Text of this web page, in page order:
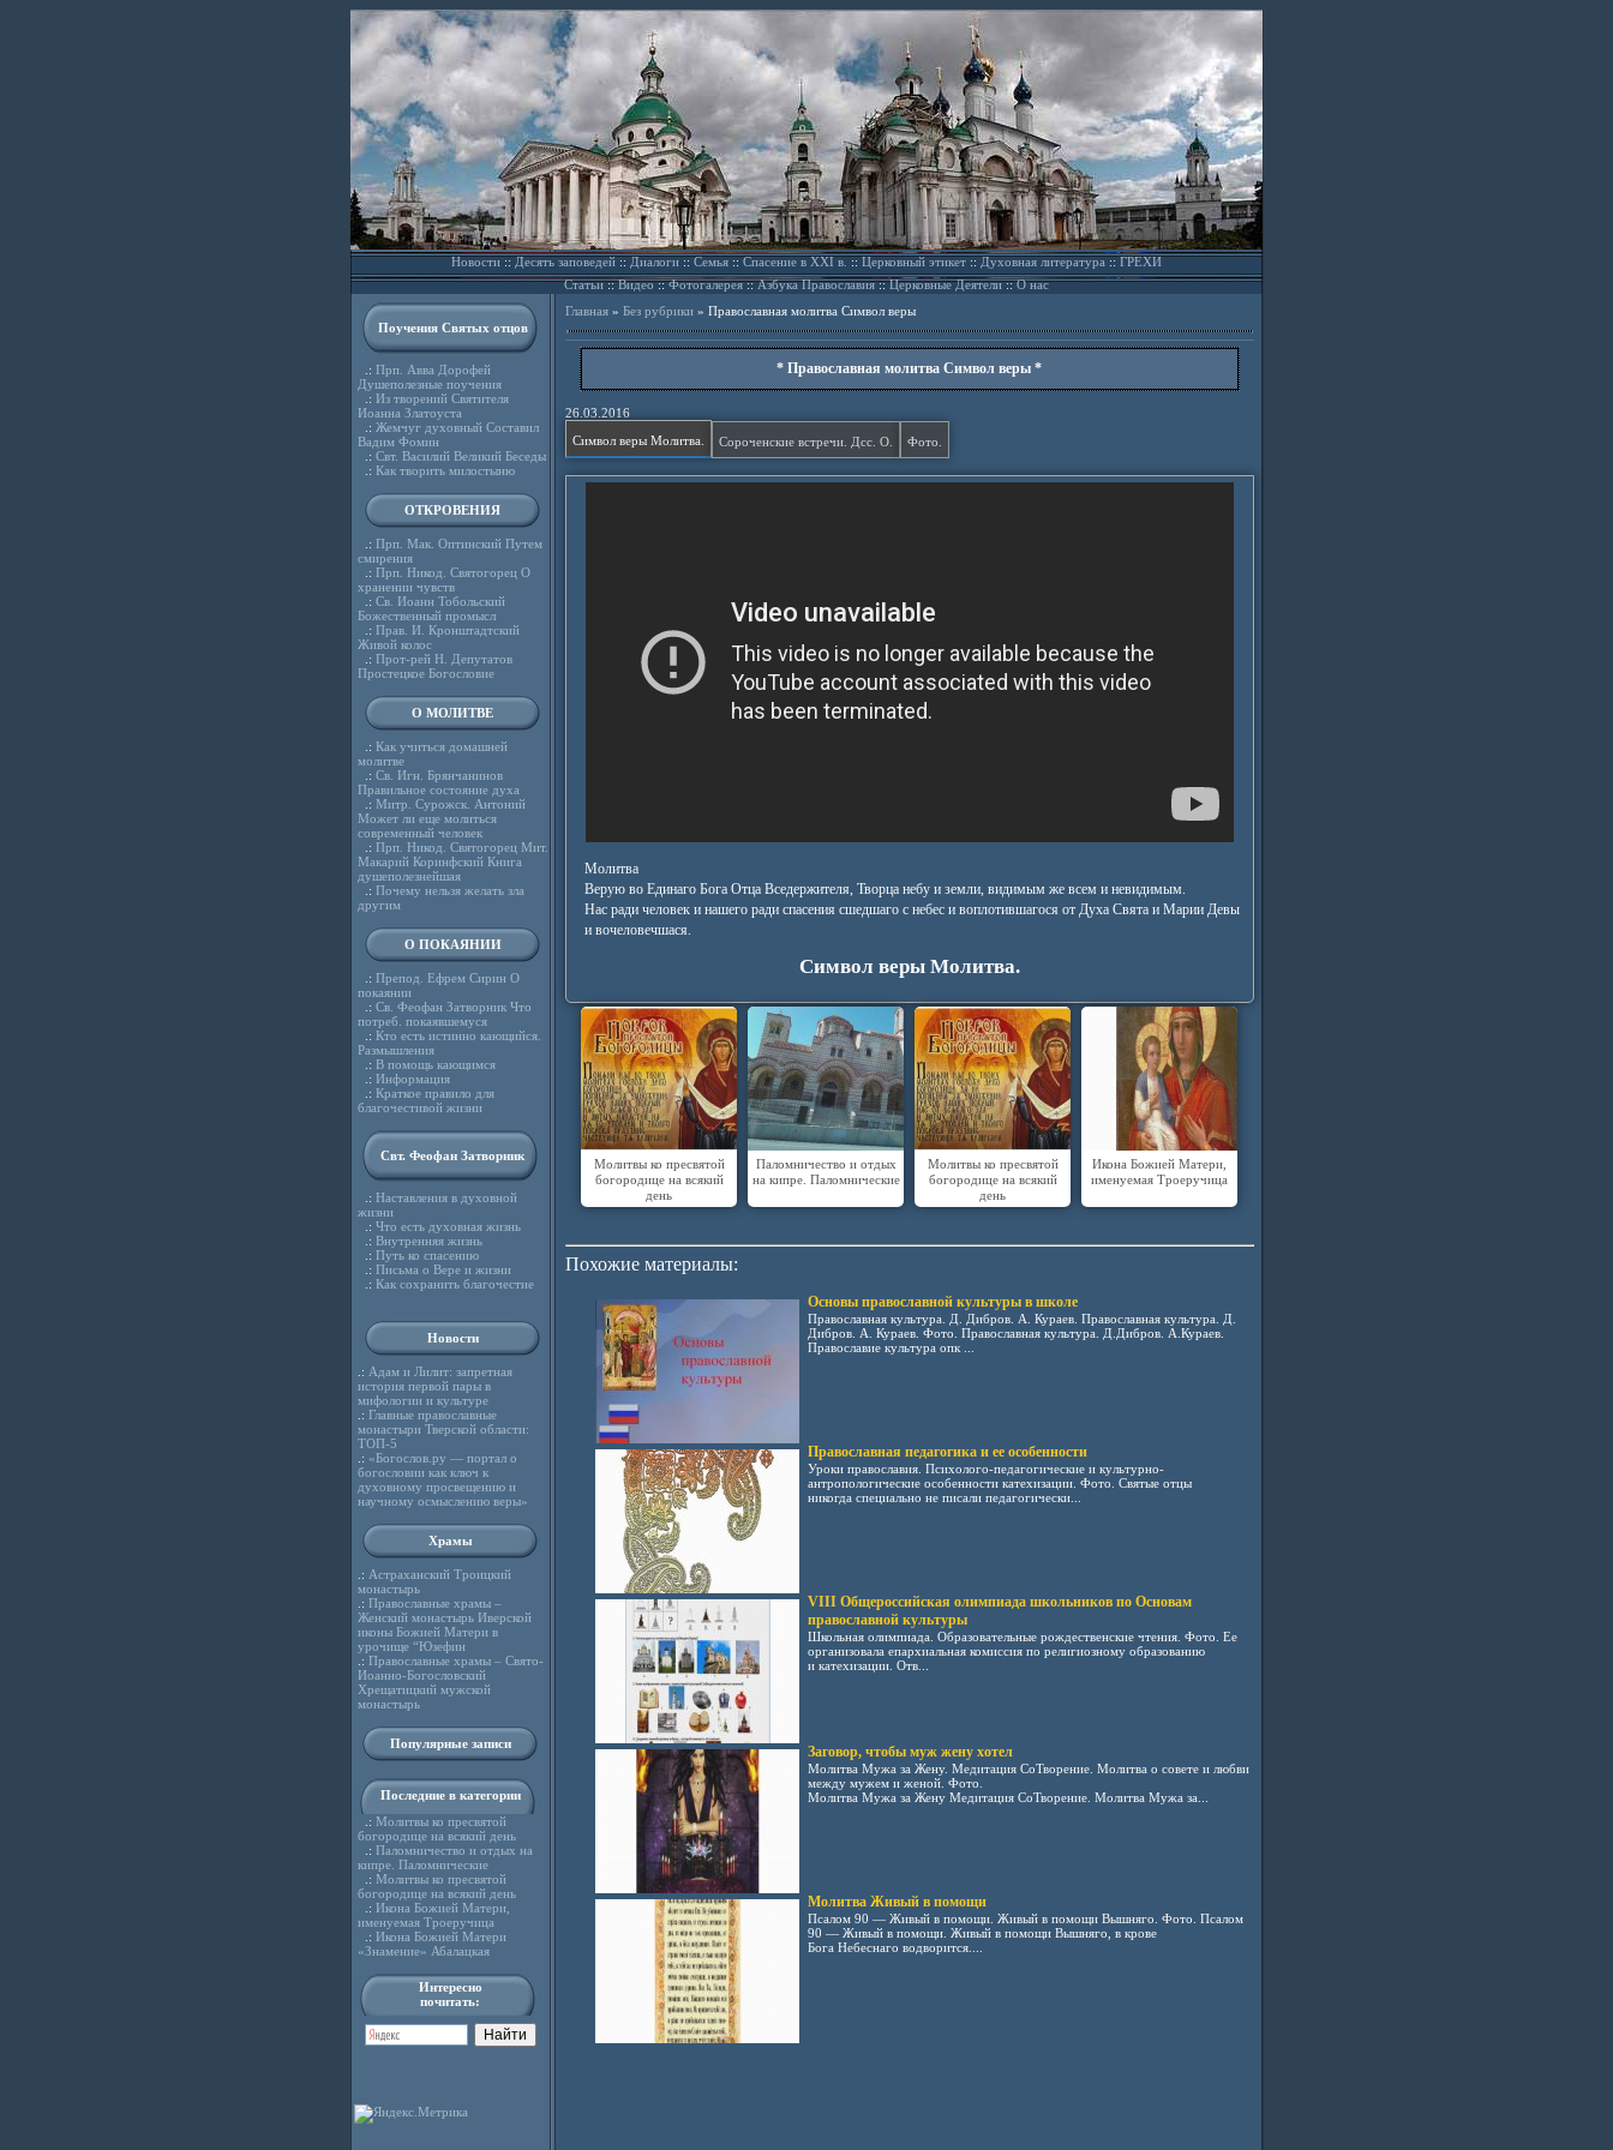
Новости::Десять заповедей::Диалоги::Семья::Спасение в XXI в.::Церковный этикет::Духовная литература::ГРЕХИ
Статьи::Видео ::Фотогалерея::Азбука Православия::Церковные Деятели::О нас
Поучения Святых отцов
.: Прп. Авва Дорофей
Душеполезные поучения
.: Из творений Святителя
Иоанна Златоуста
.: Жемчуг духовный Составил
Вадим Фомин
.: Свт. Василий Великий Беседы
.: Как творить милостыню
ОТКРОВЕНИЯ
.: Прп. Мак. Оптинский Путем
смирения
.: Прп. Никод. Святогорец О
хранении чувств
.: Св. Иоанн Тобольский
Божественный промысл
.: Прав. И. Кронштадтский
Живой колос
.: Прот-рей Н. Депутатов
Простецкое Богословие
О МОЛИТВЕ
.: Как учиться домашней
молитве
.: Св. Игн. Брянчанинов
Правильное состояние духа
.: Митр. Сурожск. Антоний
Может ли еще молиться
современный человек
.: Прп. Никод. Святогорец Мит.
Макарий Коринфский Книга
душеполезнейшая
.: Почему нельзя желать зла
другим
О ПОКАЯНИИ
.: Препод. Ефрем Сирин О
покаянии
.: Св. Феофан Затворник Что
потреб. покаявшемуся
.: Кто есть истинно кающийся.
Размышления
.: В помощь кающимся
.: Информация
.: Краткое правило для
благочестивой жизни
Свт. Феофан Затворник
.: Наставления в духовной
жизни
.: Что есть духовная жизнь
.: Внутренняя жизнь
.: Путь ко спасению
.: Письма о Вере и жизни
.: Как сохранить благочестие
Новости
.: Адам и Лилит: запретная
история первой пары в
мифологии и культуре
.: Главные православные
монастыри Тверской области:
ТОП-5
.: «Богослов.ру — портал о
богословии как ключ к
духовному просвещению и
научному осмыслению веры»
Храмы
.: Астраханский Троицкий
монастырь
.: Православные храмы –
Женский монастырь Иверской
иконы Божией Матери в
урочище “Юзефин
.: Православные храмы – Свято-
Иоанно-Богословский
Хрещатицкий мужской
монастырь
Популярные записи
Последние в категории
.: Молитвы ко пресвятой
богородице на всякий день
.: Паломничество и отдых на
кипре. Паломнические
.: Молитвы ко пресвятой
богородице на всякий день
.: Икона Божией Матери,
именуемая Троеручица
.: Икона Божией Матери
«Знамение» Абалацкая
Интересно
почитать:
Главная» Без рубрики» Православная молитва Символ веры
* Православная молитва Символ веры *
26.03.2016
Символ веры Молитва.
Сороченские встречи. Дсс. О. Фото.
Молитва
Верую во Единаго Бога Отца Вседержителя, Творца небу и земли, видимым же всем и невидимым.
Нас ради человек и нашего ради спасения сшедшаго с небес и воплотившагося от Духа Свята и Марии Девы
и вочеловечшася.
Символ веры Молитва.
Молитвы ко пресвятой
богородице на всякий
день
Паломничество и отдых
на кипре. Паломнические
Молитвы ко пресвятой
богородице на всякий
день
Икона Божией Матери,
именуемая Троеручица
Похожие материалы:
Основы православной культуры в школе
Православная культура. Д. Дибров. А. Кураев. Православная культура. Д.
Дибров. А. Кураев. Фото. Православная культура. Д.Дибров. А.Кураев.
Православие культура опк ...
Православная педагогика и ее особенности
Уроки православия. Психолого-педагогические и культурно-
антропологические особенности катехизации. Фото. Святые отцы
никогда специально не писали педагогически...
VIII Общероссийская олимпиада школьников по Основам
православной культуры
Школьная олимпиада. Образовательные рождественские чтения. Фото. Ее
организовала епархиальная комиссия по религиозному образованию
и катехизации. Отв...
Заговор, чтобы муж жену хотел
Молитва Мужа за Жену. Медитация СоТворение. Молитва о совете и любви
между мужем и женой. Фото.
Молитва Мужа за Жену Медитация СоТворение. Молитва Мужа за...
Молитва Живый в помощи
Псалом 90 — Живый в помощи. Живый в помощи Вышняго. Фото. Псалом
90 — Живый в помощи. Живый в помощи Вышняго, в крове
Бога Небеснаго водворится....